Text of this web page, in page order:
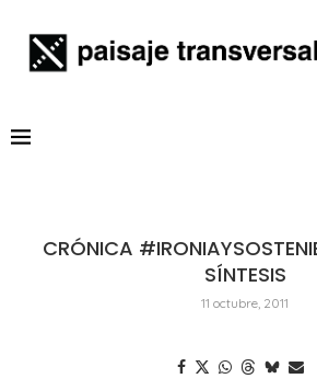
CRÓNICA
SÍNTESIS
11 octubre, 2011